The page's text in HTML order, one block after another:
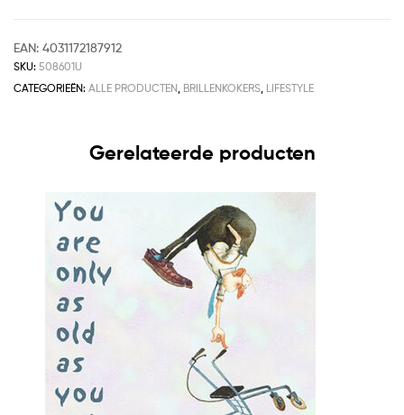
EAN: 4031172187912
SKU: 508601U
CATEGORIEËN: ALLE PRODUCTEN BRILLENKOKERS LIFESTYLE
Gerelateerde producten